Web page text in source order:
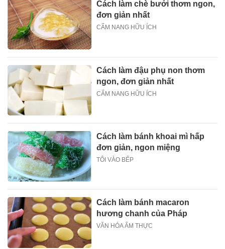
Cách làm chè bưởi thơm ngon,
đơn giản nhất
CẨM NANG HỮU ÍCH
Cách làm đậu phụ non thơm
ngon, đơn giản nhất
CẨM NANG HỮU ÍCH
Cách làm bánh khoai mì hấp
đơn giản, ngon miệng
TÔI VÀO BẾP
Cách làm bánh macaron
hương chanh của Pháp
VĂN HÓA ẨM THỰC